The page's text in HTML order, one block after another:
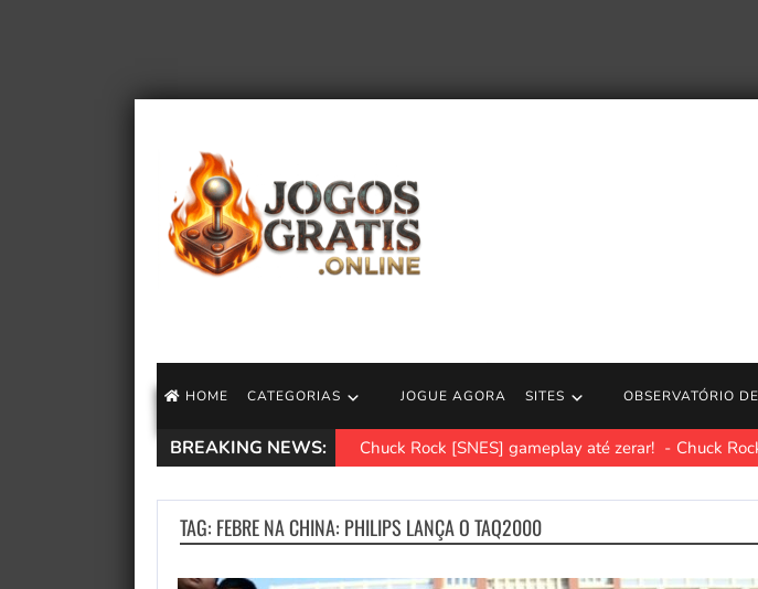
HOME CATEGORIAS JOGUE AGORA SITES OBSERVATÓRIO
BREAKING NEWS: Chuck Rock [SNES] gameplay até zerar! Chuck
TAG: FEBRE NA CHINA: PHILIPS LANÇA O TAQ2000